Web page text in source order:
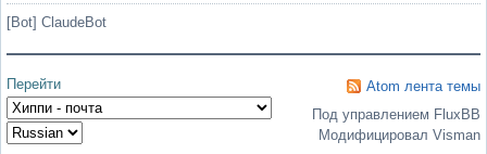
[Bot] ClaudeBot
Перейти
Atom лента темы
Под управлением FluxBB
Модифицировал Visman